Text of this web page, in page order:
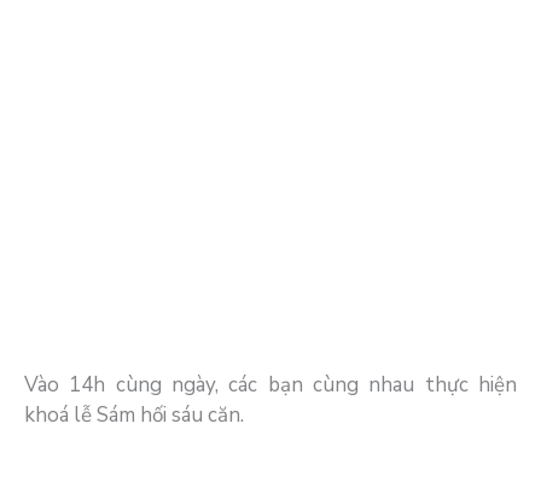
Vào 14h cùng ngày, các bạn cùng nhau thực hiện
khoá lễ Sám hối sáu căn.